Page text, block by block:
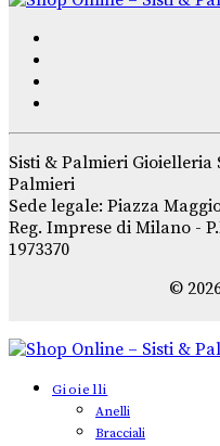
Sisti & Palmieri Gioielleria
Palmieri
Sede legale: Piazza
Reg. Imprese di Milano -
1973370
©
Gioielli
Anelli
Bracciali